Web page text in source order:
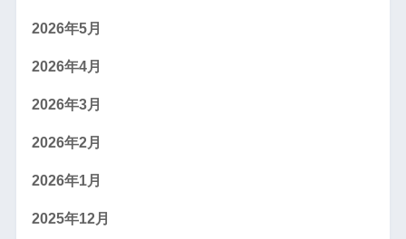
2026年5月
2026年4月
2026年3月
2026年2月
2026年1月
2025年12月